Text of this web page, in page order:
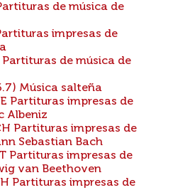
de música de
impresas de
de música de
Música salteña
Partituras impresas de
Albeniz
Partituras impresas de
Sebastian Bach
Partituras impresas de
van Beethoven
Partituras impresas de